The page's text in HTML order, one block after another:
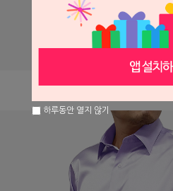
하루동안 열지 않기